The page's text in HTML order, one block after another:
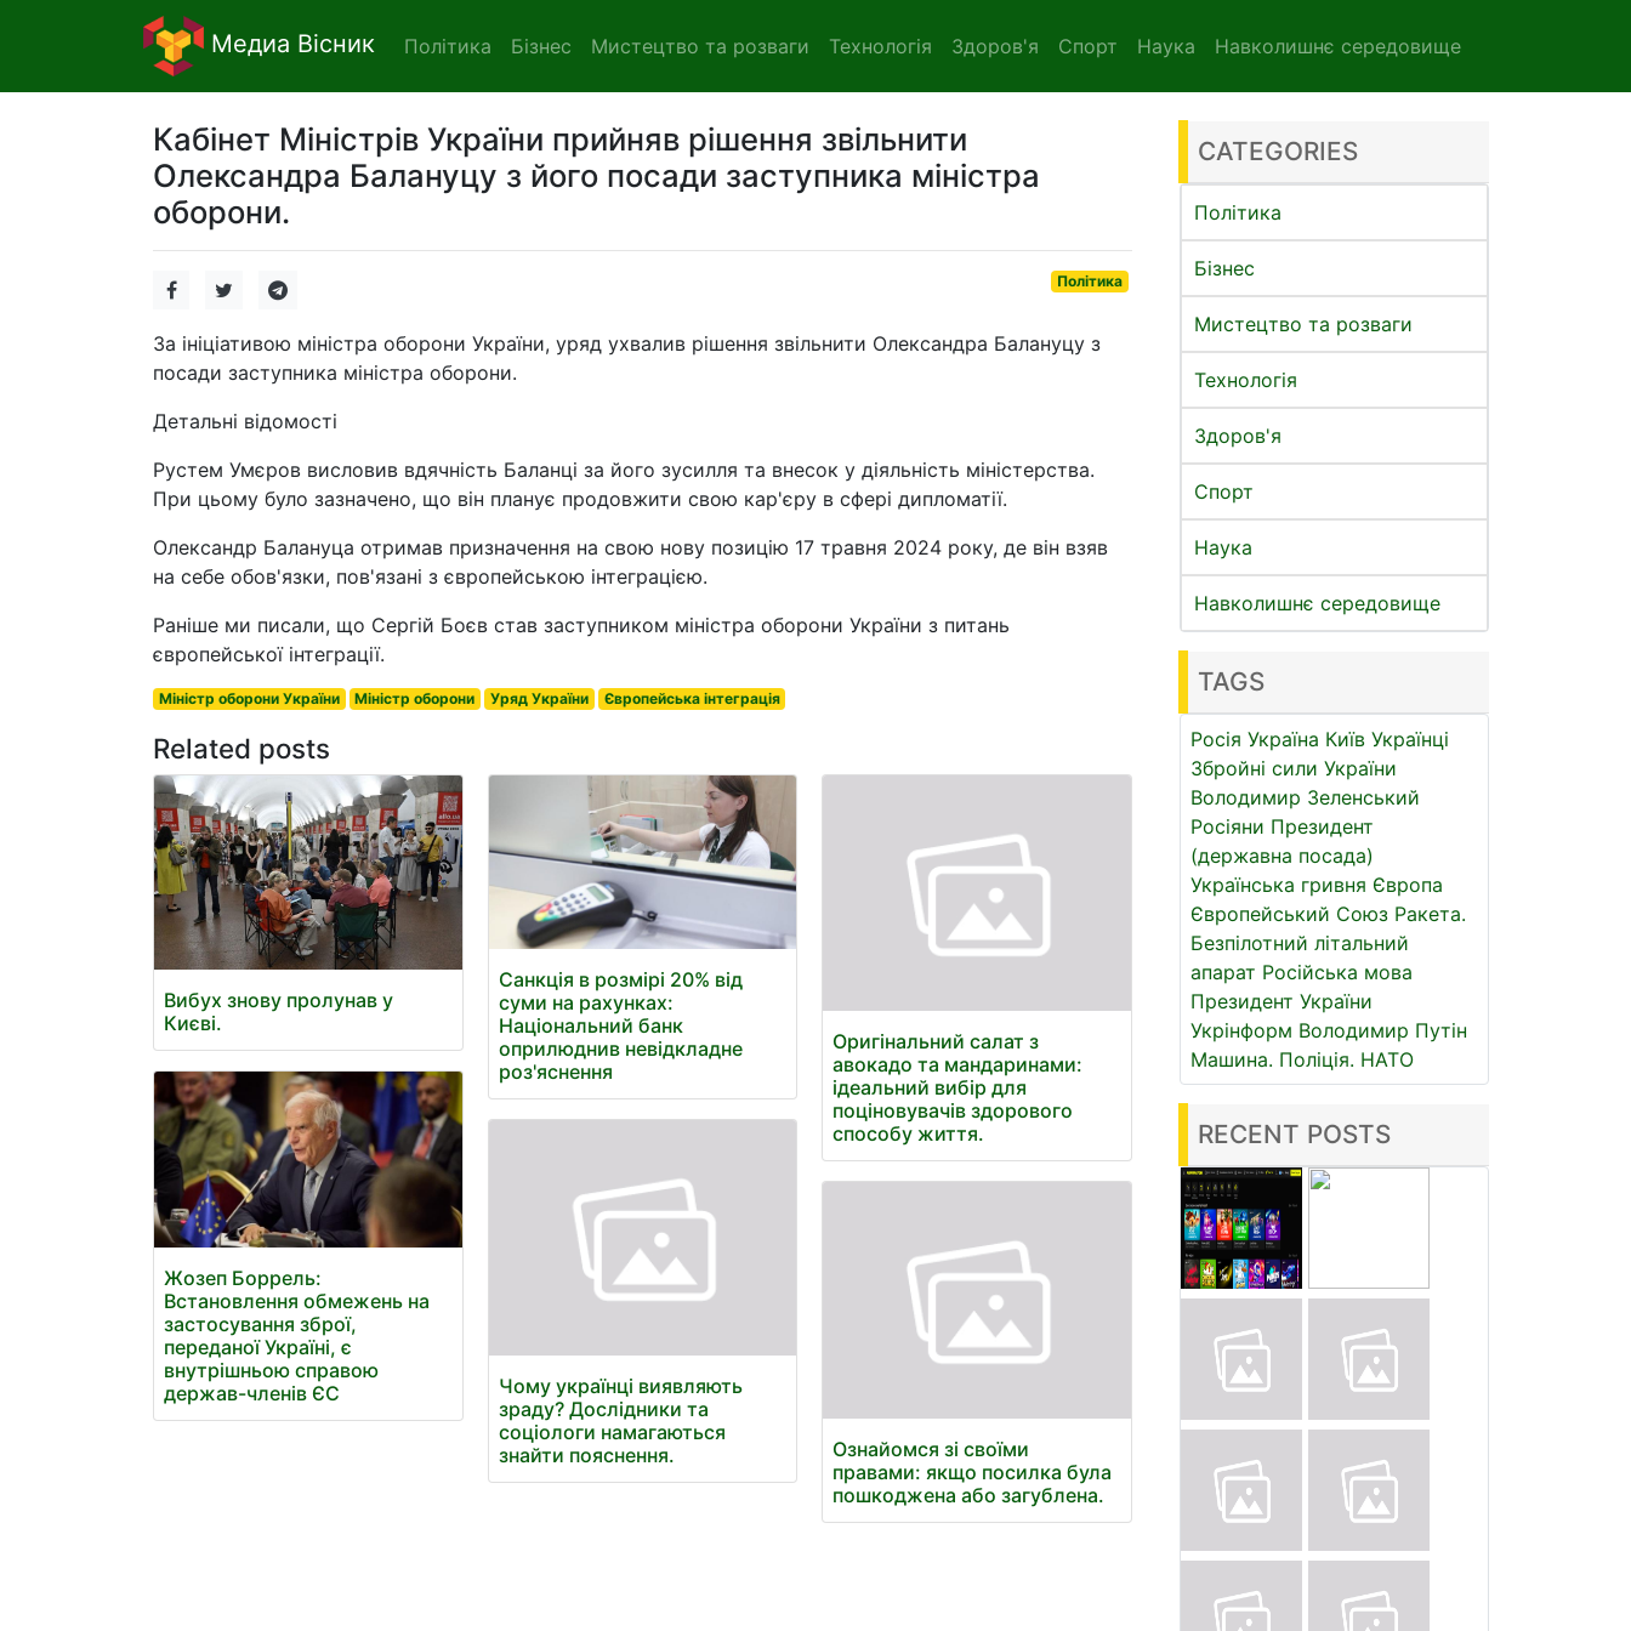
Медиа Вісник Політика Бізнес Мистецтво та розваги Технологія Здоров'я Спорт Наука Навколишнє середовище
Кабінет Міністрів України прийняв рішення звільнити
Олександра Балануцу з його посади заступника міністра
оборони.
Політика
За ініціативою міністра оборони України, уряд ухвалив рішення звільнити Олександра Балануцу з
посади заступника міністра оборони.
Детальні відомості
Рустем Умєров висловив вдячність Баланці за його зусилля та внесок у діяльність міністерства.
При цьому було зазначено, що він планує продовжити свою кар'єру в сфері дипломатії.
Олександр Балануца отримав призначення на свою нову позицію 17 травня 2024 року, де він взяв
на себе обов'язки, пов'язані з європейською інтеграцією.
Раніше ми писали, що Сергій Боєв став заступником міністра оборони України з питань
європейської інтеграції.
Міністр оборони України Міністр оборони Уряд України Європейська інтеграція
Related posts
Вибух знову пролунав у
Києві.
Жозеп Боррель:
Встановлення обмежень на
застосування зброї,
переданої Україні, є
внутрішньою справою
держав-членів ЄС
Санкція в розмірі 20% від
суми на рахунках:
Національний банк
оприлюднив невідкладне
роз'яснення
Чому українці виявляють
зраду? Дослідники та
соціологи намагаються
знайти пояснення.
Оригінальний салат з
авокадо та мандаринами:
ідеальний вибір для
поціновувачів здорового
способу життя.
Ознайомся зі своїми
правами: якщо посилка була
пошкоджена або загублена.
CATEGORIES
Політика
Бізнес
Мистецтво та розваги
Технологія
Здоров'я
Спорт
Наука
Навколишнє середовище
TAGS
Росія Україна Київ Українці
Збройні сили України
Володимир Зеленський
Росіяни Президент
(державна посада)
Українська гривня Європа
Європейський Союз Ракета.
Безпілотний літальний
апарат Російська мова
Президент України
Укрінформ Володимир Путін
Машина. Поліція. НАТО
RECENT POSTS